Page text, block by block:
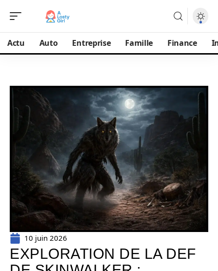
Actu Auto Entreprise Famille Finance
10 juin 2026
EXPLORATION DE LA DEF